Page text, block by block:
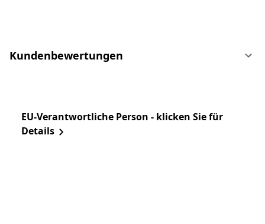
Kundenbewertungen
EU-Verantwortliche Person - klicken Sie für
Details